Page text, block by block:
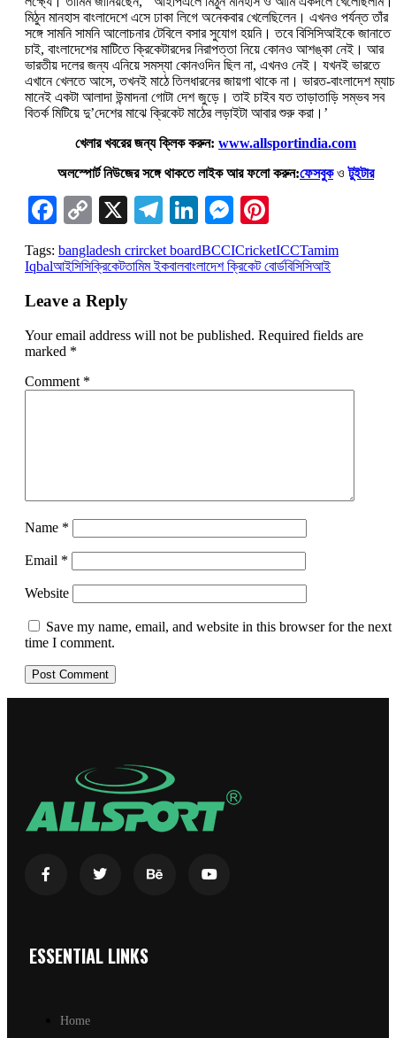
মিঠুন মানহাস বাংলাদেশে এসে ঢাকা লিগে অনেকবার খেলেছিলেন। এখনও পর্যন্ত তাঁর
সঙ্গে সামনি সামনি আলোচনার টেবিলে বসার সুযোগ হয়নি। তবে বিসিসিআইকে জানাতে
চাই, বাংলাদেশের মাটিতে ক্রিকেটারদের নিরাপত্তা নিয়ে কোনও আশঙ্কা নেই। আর
ভারতীয় দলের জন্য এনিয়ে সমস্যা কোনওদিন ছিল না, এখনও নেই। যখনই ভারতে
এখানে খেলতে আসে, তখনই মাঠে তিলধারনের জায়গা থাকে না। ভারত-‌বাংলাদেশ ম্যাচ
মানেই একটা আলাদা উন্মাদনা গোটা দেশ জুড়ে। তাই চাইব যত তাড়াতাড়ি সম্ভব সব
বিতর্ক মিটিয়ে দু’‌দেশের মাঝে ক্রিকেট মাঠের লড়াইটা আবার শুরু করা।’‌‌
খেলার খবরের জন্য ক্লিক করুন: www.allsportindia.com
অলস্পোর্ট নিউজের সঙ্গে থাকতে লাইক আর ফলো করুন:ফেসবুকওটুইটার
Facebook
Copy
Link
X Telegram
LinkedIn
Messenger
Tags: bangladesh crircket boardBCCICricketICCTamim
Iqbalআইসিসিক্রিকেটতামিম ইকবালবাংলাদেশ ক্রিকেট বোর্ডবিসিসিআই
Leave a Reply
Your email address will not be published. Required fields are
marked *
Comment *
Name *
Email *
Website
Save my name, email, and website in this browser for the next
time I comment.
ESSENTIAL LINKS
Home